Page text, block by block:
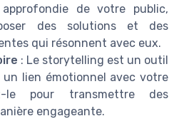
de votre public,
des solutions et des
qui résonnent avec eux.
: Le storytelling est un outil
un lien émotionnel avec votre
le pour transmettre des
engageante.